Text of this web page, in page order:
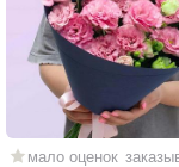
мало оценок